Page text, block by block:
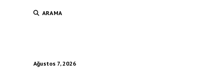
ARAMA
Ağustos 7, 2026